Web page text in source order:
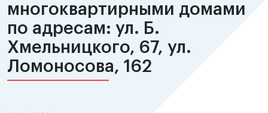
многоквартирными домами
по адресам: ул. Б.
Хмельницкого, 67, ул.
Ломоносова, 162